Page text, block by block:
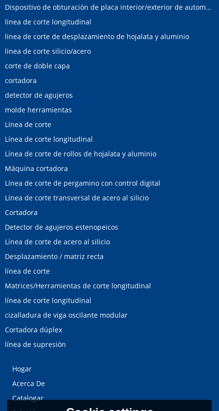
Dispositivo de obturación de placa interior/exterior de automóvil
linea de corte longitudinal
linea de corte de desplazamiento de hojalata y aluminio
linea de corte silicio/acero
corte de doble capa
cortadora
detector de agujeros
molde herramientas
Línea de corte
Línea de corte longitudinal
Línea de corte de rollos de hojalata y aluminio
Máquina cortadora
Línea de corte de pergamino con control digital
Línea de corte transversal de acero al silicio
Cortadora
Detector de agujeros estenopeicos
Línea de corte de acero al silicio
Desplazamiento / matriz recta
línea de corte
Matrices/Herramientas de corte longitudinal
línea de corte longitudinal
cizalladura de viga oscilante modular
Cortadora dúplex
línea de supresión
Hogar
Acerca De
Catalogar